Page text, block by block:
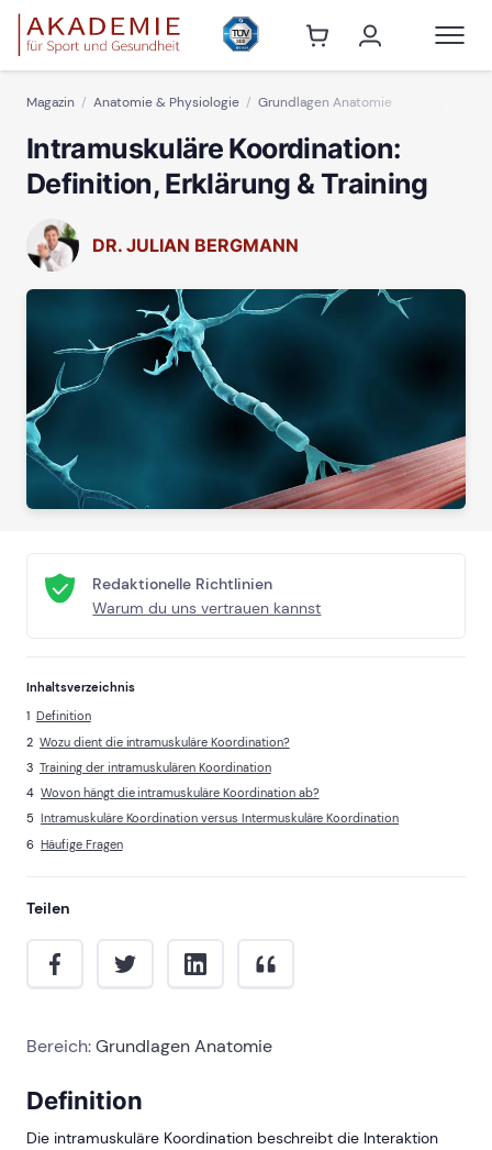
Magazin Anatomie & Physiologie Grundlagen Anatomie
Intramuskuläre Koordination:
Definition, Erklärung & Training
DR. JULIAN BERGMANN
Redaktionelle Richtlinien
Warum du uns vertrauen kannst
Inhaltsverzeichnis
Definition
Wozu dient die intramuskuläre Koordination?
Training der intramuskulären Koordination
Wovon hängt die intramuskuläre Koordination ab?
Intramuskuläre Koordination versus Intermuskuläre Koordination
Häufige Fragen
Teilen
Bereich:Grundlagen Anatomie
Definition
Die intramuskuläre Koordination beschreibt die Interaktion